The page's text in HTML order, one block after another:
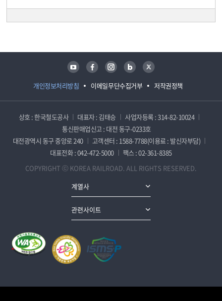
개인정보처리방침 이메일무단수집거부 저작권정책
유튜브 페이스북 인스타그램 블로그 트위터
상호 : 한국철도공사 대표자 : 김태승
사업자등록 : 314-82-10024
통신판매업신고 : 대전 동구-0233호
대전광역시 동구 중앙로 240
고객센터 : 1588-7788(이용료 : 발신자부담)
대표전화 : 042-472-5000
팩스 : 02-361-8385
COPYRIGHT ⓒ KOREA RAILROAD. ALL RIGHTS RESERVED.
계열사
관련사이트